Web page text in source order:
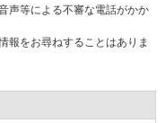
声等による不審な電話がかか
報をお尋ねすることはありま